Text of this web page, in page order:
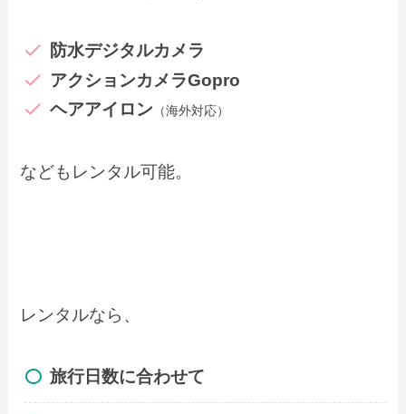
防水デジタルカメラ
アクションカメラGopro
ヘアアイロン （海外対応）
などもレンタル可能。
レンタルなら、
旅行日数に合わせて